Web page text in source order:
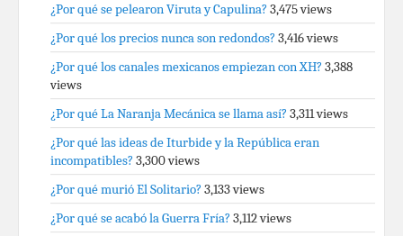
¿Por qué se pelearon Viruta y Capulina? 3,475 views
¿Por qué los precios nunca son redondos? 3,416 views
¿Por qué los canales mexicanos empiezan con XH? 3,388
views
¿Por qué La Naranja Mecánica se llama así? 3,311 views
¿Por qué las ideas de Iturbide y la República eran
incompatibles? 3,300 views
¿Por qué murió El Solitario? 3,133 views
¿Por qué se acabó la Guerra Fría? 3,112 views